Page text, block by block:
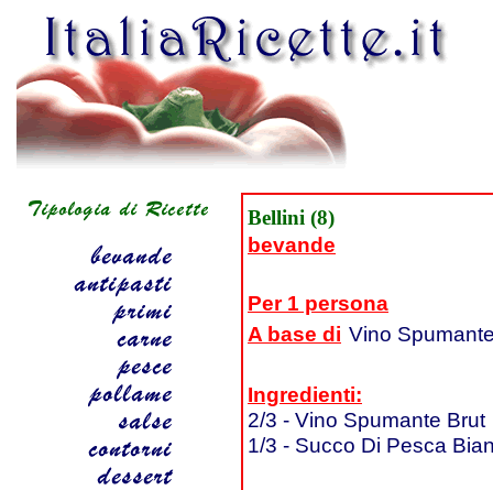
Bellini (8)
bevande
Per 1 persona
A base di Vino
Ingredienti:
2/3 - Vino Spumante Brut
1/3 - Succo Di Pesca